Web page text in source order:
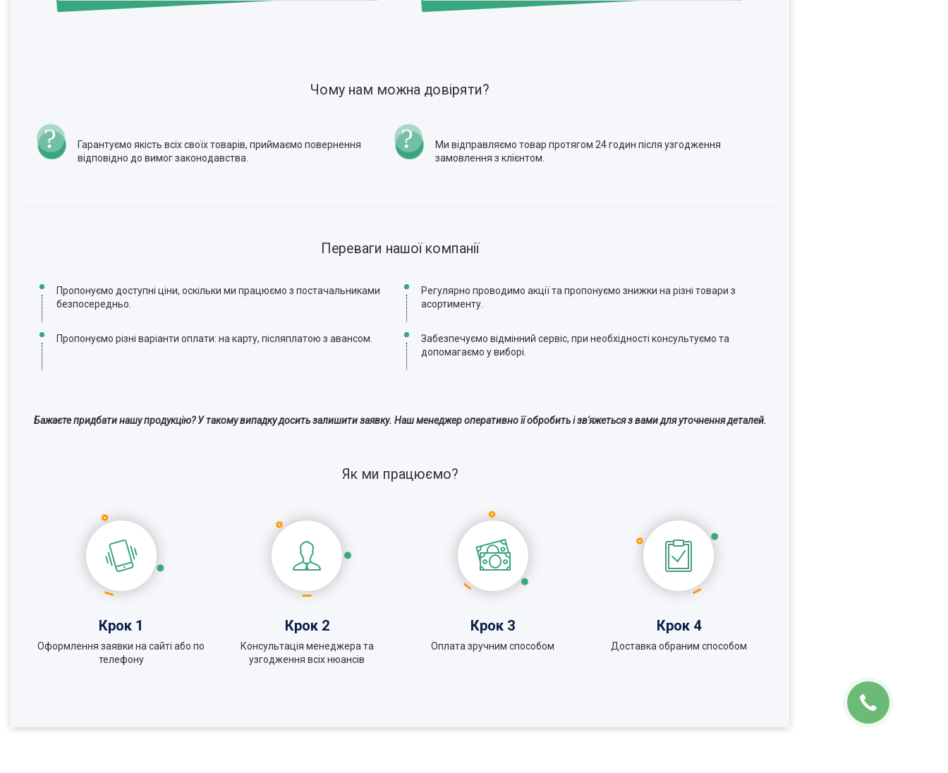
Чому нам можна довіряти?
Гарантуємо якість всіх своїх товарів, приймаємо повернення
відповідно до вимог законодавства.
Ми відправляємо товар протягом 24 годин після узгодження
замовлення з клієнтом.
Переваги нашої компанії
Пропонуємо доступні ціни, оскільки ми працюємо з постачальниками
безпосередньо.
Регулярно проводимо акції та пропонуємо знижки на різні товари з
асортименту.
Пропонуємо різні варіанти оплати: на карту, післяплатою з авансом.
Забезпечуємо відмінний сервіс, при необхідності консультуємо та
допомагаємо у виборі.
Бажаєте придбати нашу продукцію? У такому випадку досить залишити заявку. Наш менеджер оперативно її обробить і зв'яжеться з вами для уточнення деталей.
Як ми працюємо?
Крок 1
Оформлення заявки на сайті або по
телефону
Крок 2
Консультація менеджера та
узгодження всіх нюансів
Крок 3
Оплата зручним способом
Крок 4
Доставка обраним способом